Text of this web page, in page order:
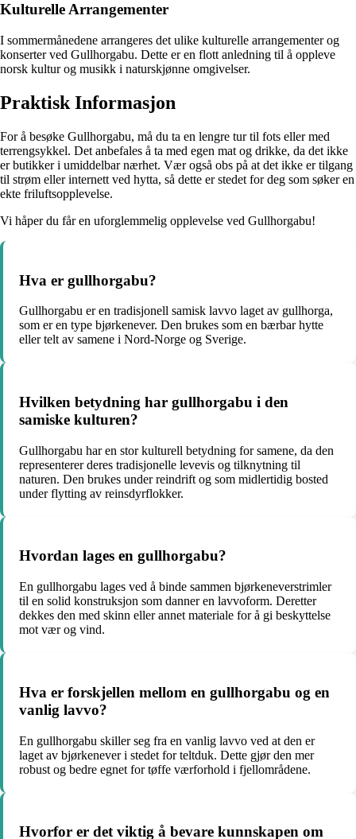
Kulturelle Arrangementer
I sommermånedene arrangeres det ulike kulturelle arrangementer og
konserter ved Gullhorgabu. Dette er en flott anledning til å oppleve
norsk kultur og musikk i naturskjønne omgivelser.
Praktisk Informasjon
For å besøke Gullhorgabu, må du ta en lengre tur til fots eller med
terrengsykkel. Det anbefales å ta med egen mat og drikke, da det ikke
er butikker i umiddelbar nærhet. Vær også obs på at det ikke er tilgang
til strøm eller internett ved hytta, så dette er stedet for deg som søker en
ekte friluftsopplevelse.
Vi håper du får en uforglemmelig opplevelse ved Gullhorgabu!
Hva er gullhorgabu?
Gullhorgabu er en tradisjonell samisk lavvo laget av gullhorga,
som er en type bjørkenever. Den brukes som en bærbar hytte
eller telt av samene i Nord-Norge og Sverige.
Hvilken betydning har gullhorgabu i den
samiske kulturen?
Gullhorgabu har en stor kulturell betydning for samene, da den
representerer deres tradisjonelle levevis og tilknytning til
naturen. Den brukes under reindrift og som midlertidig bosted
under flytting av reinsdyrflokker.
Hvordan lages en gullhorgabu?
En gullhorgabu lages ved å binde sammen bjørkeneverstrimler
til en solid konstruksjon som danner en lavvoform. Deretter
dekkes den med skinn eller annet materiale for å gi beskyttelse
mot vær og vind.
Hva er forskjellen mellom en gullhorgabu og en
vanlig lavvo?
En gullhorgabu skiller seg fra en vanlig lavvo ved at den er
laget av bjørkenever i stedet for teltduk. Dette gjør den mer
robust og bedre egnet for tøffe værforhold i fjellområdene.
Hvorfor er det viktig å bevare kunnskapen om